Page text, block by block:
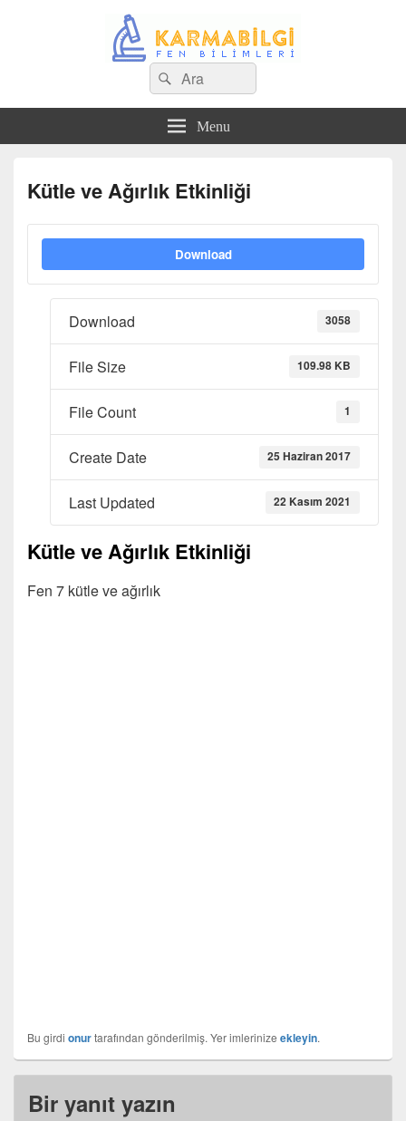
Search
for:
Ara
Menu
Kütle ve Ağırlık Etkinliği
Download
Download 3058
File Size 109.98 KB
File Count 1
Create Date 25 Haziran 2017
Last Updated 22 Kasım 2021
Kütle ve Ağırlık Etkinliği
Fen 7 kütle ve ağırlık
Bu girdi onurtarafından gönderilmiş. Yer imlerinize ekleyin.
Bir yanıt yazın